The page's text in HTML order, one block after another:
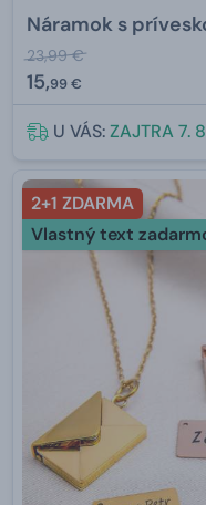
Náramok s
23,99 €
15,99 €
U VÁS:ZAJTRA 7.
2+1 ZDARMA
Vlastný text